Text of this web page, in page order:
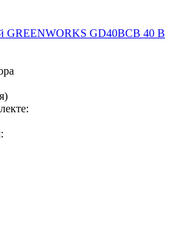
GREENWORKS GD40BCB 40 В